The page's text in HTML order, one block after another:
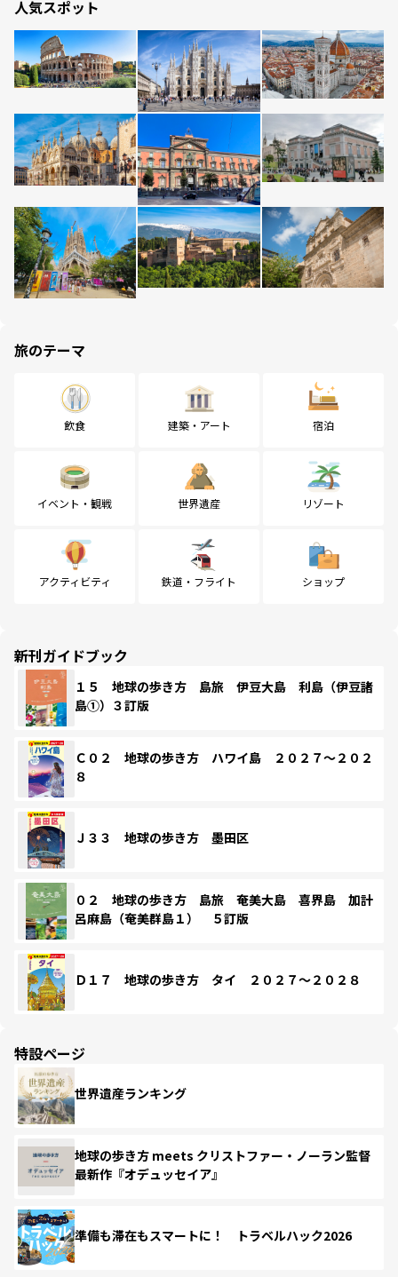
人気スポット
旅のテーマ
飲食 建築・アート 宿泊
イベント・観戦 世界遺産 リゾート
アクティビティ 鉄道・フライト ショップ
新刊ガイドブック
１５ 地球の歩き方 島旅 伊豆大島 利島（伊豆諸
島①）３訂版
Ｃ０２ 地球の歩き方 ハワイ島 ２０２７～２０２
８
Ｊ３３ 地球の歩き方 墨田区
０２ 地球の歩き方 島旅 奄美大島 喜界島 加計
呂麻島（奄美群島１） ５訂版
Ｄ１７ 地球の歩き方 タイ ２０２７～２０２８
特設ページ
世界遺産ランキング
地球の歩き方 meets クリストファー・ノーラン監督
最新作『オデュッセイア』
準備も滞在もスマートに！ トラベルハック2026